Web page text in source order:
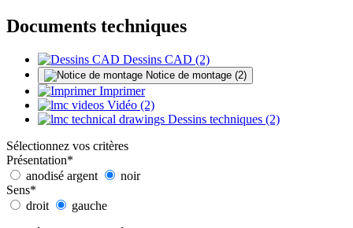
Documents techniques
Dessins CAD (2)
Notice de montage (2)
Imprimer
Vidéo (2)
Dessins techniques (2)
Sélectionnez vos critères
Présentation*
anodisé argent
noir
Sens*
droit
gauche